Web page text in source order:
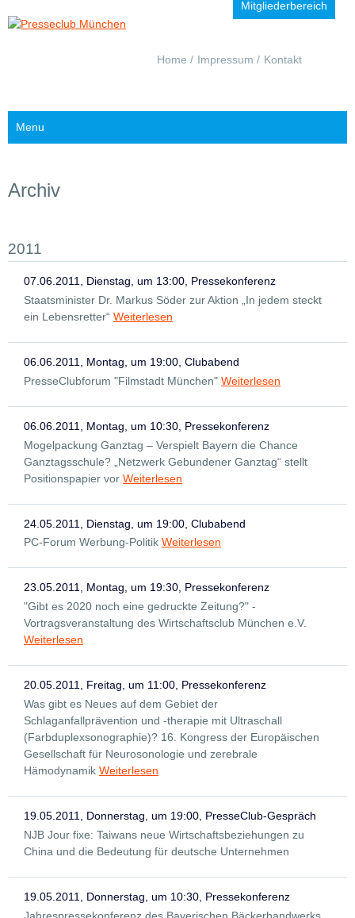
Mitgliederbereich
Navigation
Home Impressum Kontakt
Menu
Archiv
2011
07.06.2011, Dienstag, um 13:00, Pressekonferenz
Staatsminister Dr. Markus Söder zur Aktion „In jedem steckt
ein Lebensretter“ Weiterlesen
06.06.2011, Montag, um 19:00, Clubabend
PresseClubforum "Filmstadt München" Weiterlesen
06.06.2011, Montag, um 10:30, Pressekonferenz
Mogelpackung Ganztag – Verspielt Bayern die Chance
Ganztagsschule? „Netzwerk Gebundener Ganztag“ stellt
Positionspapier vor Weiterlesen
24.05.2011, Dienstag, um 19:00, Clubabend
PC-Forum Werbung-Politik Weiterlesen
23.05.2011, Montag, um 19:30, Pressekonferenz
"Gibt es 2020 noch eine gedruckte Zeitung?" -
Vortragsveranstaltung des Wirtschaftsclub München e.V.
Weiterlesen
20.05.2011, Freitag, um 11:00, Pressekonferenz
Was gibt es Neues auf dem Gebiet der
Schlaganfallprävention und -therapie mit Ultraschall
(Farbduplexsonographie)? 16. Kongress der Europäischen
Gesellschaft für Neurosonologie und zerebrale
Hämodynamik Weiterlesen
19.05.2011, Donnerstag, um 19:00, PresseClub-Gespräch
NJB Jour fixe: Taiwans neue Wirtschaftsbeziehungen zu
China und die Bedeutung für deutsche Unternehmen
19.05.2011, Donnerstag, um 10:30, Pressekonferenz
Jahrespressekonferenz des Bayerischen Bäckerhandwerks